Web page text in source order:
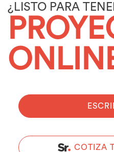
¿LISTO PARA
COTIZA